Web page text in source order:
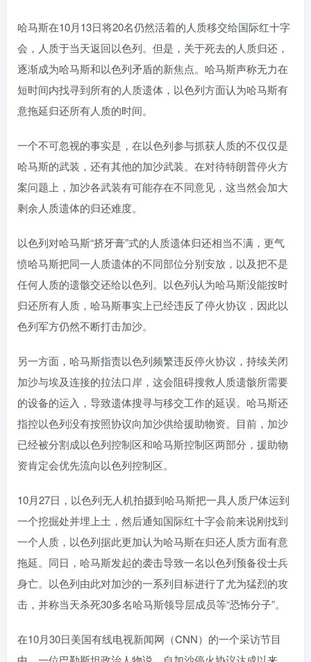
哈马斯在10月13日将20名仍然活着的人质移交给国际红十字
会，人质于当天返回以色列。但是，关于死去的人质归还，
逐渐成为哈马斯和以色列矛盾的新焦点。哈马斯声称无力在
短时间内找寻到所有的人质遗体，以色列方面认为哈马斯有
意拖延归还所有人质的时间。
一个不可忽视的事实是，在以色列参与抓获人质的不仅仅是
哈马斯的武装，还有其他的加沙武装。在对待特朗普停火方
案问题上，加沙各武装有可能存在不同意见，这当然会加大
剩余人质遗体的归还难度。
以色列对哈马斯“挤牙膏”式的人质遗体归还相当不满，更气
愤哈马斯把同一人质遗体的不同部位分别安放，以及把不是
任何人质的遗骸交还给以色列。以色列认为哈马斯没能按时
归还所有人质，哈马斯事实上已经违反了停火协议，因此以
色列军方仍然不断打击加沙。
另一方面，哈马斯指责以色列频繁违反停火协议，持续关闭
加沙与埃及连接的拉法口岸，这会阻碍搜救人质遗骸所需要
的设备的运入，导致遗体搜寻与移交工作的延误。哈马斯还
指控以色列没有按照协议向加沙供给援助物资。目前，加沙
已经被分割成以色列控制区和哈马斯控制区两部分，援助物
资肯定会优先流向以色列控制区。
10月27日，以色列无人机拍摄到哈马斯把一具人质尸体运到
一个挖掘处并埋上土，然后通知国际红十字会前来说刚找到
一个人质，以色列据此更加认为哈马斯在归还人质方面有意
拖延。同日，哈马斯发起的袭击导致一名以色列预备役士兵
身亡。以色列由此对加沙的一系列目标进行了尤为猛烈的攻
击，并称当天杀死30多名哈马斯领导层成员等“恐怖分子”。
在10月30日美国有线电视新闻网（CNN）的一个采访节目